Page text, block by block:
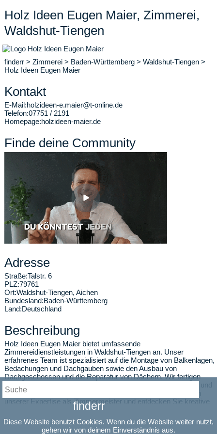
Holz Ideen Eugen Maier, Zimmerei,
Waldshut-Tiengen
finderr > Zimmerei > Baden-Württemberg > Waldshut-Tiengen >
Holz Ideen Eugen Maier
Kontakt
E-Mail:holzideen-e.maier@t-online.de
Telefon:07751 / 2191
Homepage:holzideen-maier.de
Finde deine Community
Adresse
Straße:Talstr. 6
PLZ:79761
Ort:Waldshut-Tiengen, Aichen
Bundesland:Baden-Württemberg
Land:Deutschland
Beschreibung
Holz Ideen Eugen Maier bietet umfassende
Zimmereidienstleistungen in Waldshut-Tiengen an. Unser
erfahrenes Team ist spezialisiert auf die Montage von Balkenlagen,
Bedachungen und Dachgauben sowie den Ausbau von
Dachgeschossen und die Reparatur von Dächern. Wir fertigen
individuelle Holzterrassen, Holzfassaden und Rigipswände an und
installieren Fenster und Dachfenster. Überzeugen Sie sich von
unserer Expertise als Zimmermeister und entdecken Sie kreative
Lösungen für Ihre Holzprojekte. Qualität und Kundenzufriedenheit
stehen bei uns an erster Stelle.
finderr
Diese Website benutzt Cookies. Wenn du die Website weiter nutzt,
gehen wir von deinem Einverständnis aus.